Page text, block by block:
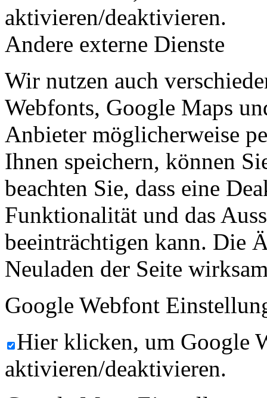
aktivieren/deaktivieren.
Andere externe Dienste
Wir nutzen auch
Webfonts, Google Maps
Anbieter möglicherweise
Ihnen speichern, können
beachten Sie, dass eine
Funktionalität und das
beeinträchtigen kann. Die
Neuladen der Seite
Google Webfont
Hier klicken, um Google
aktivieren/deaktivieren.